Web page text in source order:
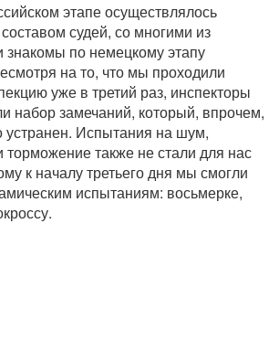
этапе осуществлялось
судей, со многими из
по немецкому этапу
на то, что мы проходили
уже в третий раз, инспекторы
набор замечаний, который, впрочем,
Испытания на шум,
также не стали для нас
к началу третьего дня мы смогли
испытаниям: восьмерке,